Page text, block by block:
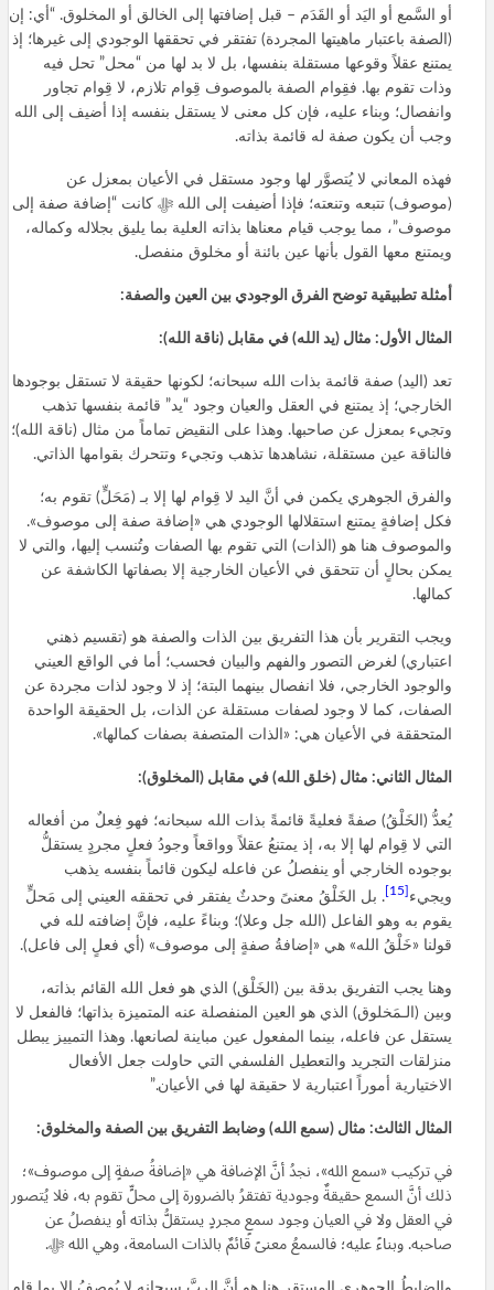
أو السَّمع أو اليَد أو القَدَم – قبل إضافتها إلى الخالق أو المخلوق. “أي: إن
(الصفة باعتبار ماهيتها المجردة) تفتقر في تحققها الوجودي إلى غيرها؛ إذ
يمتنع عقلاً وقوعها مستقلة بنفسها، بل لا بد لها من “محل” تحل فيه
وذات تقوم بها. فقِوام الصفة بالموصوف قِوام تلازم، لا قِوام تجاور
وانفصال؛ وبناء عليه، فإن كل معنى لا يستقل بنفسه إذا أضيف إلى الله
وجب أن يكون صفة له قائمة بذاته.
فهذه المعاني لا يُتصوَّر لها وجود مستقل في الأعيان بمعزل عن
(موصوف) تتبعه وتنعته؛ فإذا أضيفت إلى الله ﷻ كانت “إضافة صفة إلى
موصوف”، مما يوجب قيام معناها بذاته العلية بما يليق بجلاله وكماله،
ويمتنع معها القول بأنها عين بائنة أو مخلوق منفصل.
أمثلة تطبيقية توضح الفرق الوجودي بين العين والصفة:
المثال الأول: مثال (يد الله) في مقابل (ناقة الله):
تعد (اليد) صفة قائمة بذات الله سبحانه؛ لكونها حقيقة لا تستقل بوجودها
الخارجي؛ إذ يمتنع في العقل والعيان وجود “يد” قائمة بنفسها تذهب
وتجيء بمعزل عن صاحبها. وهذا على النقيض تماماً من مثال (ناقة الله)؛
فالناقة عين مستقلة، نشاهدها تذهب وتجيء وتتحرك بقوامها الذاتي.
والفرق الجوهري يكمن في أنَّ اليد لا قِوام لها إلا بـ (مَحَلٍّ) تقوم به؛
فكل إضافةٍ يمتنع استقلالها الوجودي هي «إضافة صفة إلى موصوف».
والموصوف هنا هو (الذات) التي تقوم بها الصفات وتُنسب إليها، والتي لا
يمكن بحالٍ أن تتحقق في الأعيان الخارجية إلا بصفاتها الكاشفة عن
كمالها.
ويجب التقرير بأن هذا التفريق بين الذات والصفة هو (تقسيم ذهني
اعتباري) لغرض التصور والفهم والبيان فحسب؛ أما في الواقع العيني
والوجود الخارجي، فلا انفصال بينهما البتة؛ إذ لا وجود لذات مجردة عن
الصفات، كما لا وجود لصفات مستقلة عن الذات، بل الحقيقة الواحدة
المتحققة في الأعيان هي: «الذات المتصفة بصفات كمالها».
المثال الثاني: مثال (خلق الله) في مقابل (المخلوق):
يُعدُّ (الخَلْقُ) صفةً فعليةً قائمةً بذات الله سبحانه؛ فهو فِعلٌ من أفعاله
التي لا قِوام لها إلا به، إذ يمتنعُ عقلاً وواقعاً وجودُ فعلٍ مجردٍ يستقلُّ
بوجوده الخارجي أو ينفصلُ عن فاعله ليكون قائماً بنفسه يذهب
ويجيء
. بل الخَلْقُ معنىً وحدثٌ يفتقر في تحققه العيني إلى مَحلٍّ
يقوم به وهو الفاعل (الله جل وعلا)؛ وبناءً عليه، فإنَّ إضافته لله في
قولنا «خَلْقُ الله» هي «إضافةُ صفةٍ إلى موصوف» (أي فعلٍ إلى فاعل).
وهنا يجب التفريق بدقة بين (الخَلْق) الذي هو فعل الله القائم بذاته،
وبين (الـمَخلوق) الذي هو العين المنفصلة عنه المتميزة بذاتها؛ فالفعل لا
يستقل عن فاعله، بينما المفعول عين مباينة لصانعها. وهذا التمييز يبطل
منزلقات التجريد والتعطيل الفلسفي التي حاولت جعل الأفعال
الاختيارية أموراً اعتبارية لا حقيقة لها في الأعيان.”
المثال الثالث: مثال (سمع الله) وضابط التفريق بين الصفة والمخلوق:
في تركيب «سمع الله»، نجدُ أنَّ الإضافة هي «إضافةُ صفةٍ إلى موصوف»؛
ذلك أنَّ السمع حقيقةٌ وجودية تفتقرُ بالضرورة إلى محلٍّ تقوم به، فلا يُتصور
في العقل ولا في العيان وجود سمعٍ مجردٍ يستقلُّ بذاته أو ينفصلُ عن
صاحبه. وبناءً عليه؛ فالسمعُ معنىً قائمٌ بالذات السامعة، وهي الله ﷻ.